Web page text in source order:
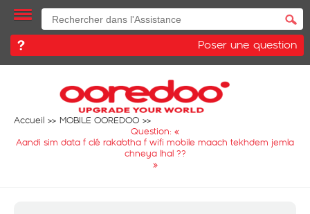
Poser une question
Accueil
MOBILE OOREDOO
Question: «
Aandi sim data f clé rakabtha f wifi mobile maach tekhdem jemla
chneya lhal ??
»